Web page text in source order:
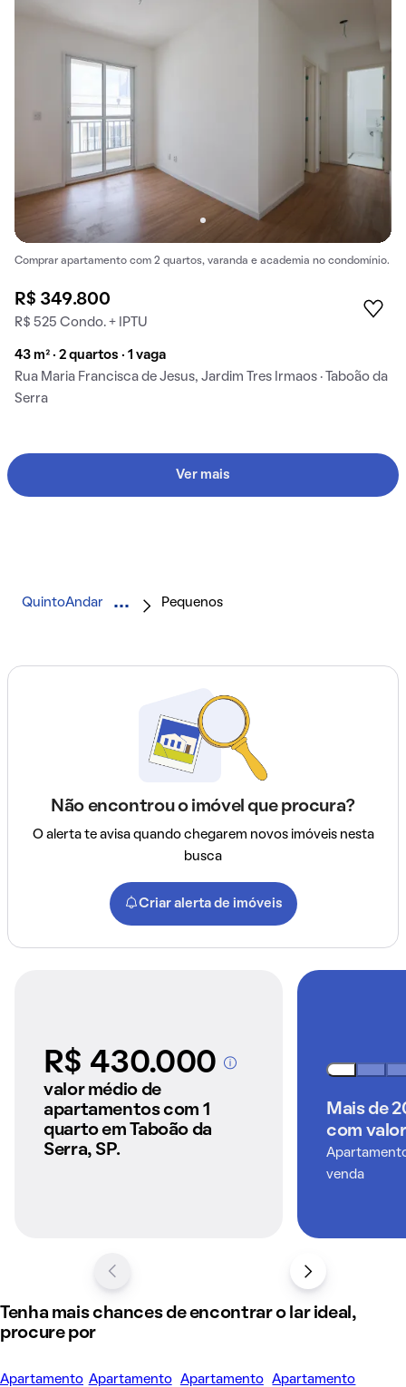
Comprar apartamento com 2 quartos, varanda e academia no condomínio.
R$ 349.800
R$ 525 Condo. + IPTU
43 m² · 2 quartos · 1 vaga
Rua Maria Francisca de Jesus, Jardim Tres Irmaos · Taboão da
Serra
Ver mais
QuintoAndar Pequenos
Não encontrou o imóvel que procura?
O alerta te avisa quando chegarem novos imóveis nesta
busca
Criar alerta de imóveis
R$ 430.000A partir dos imóveis
valor médio de
apartamentos com 1
quarto em Taboão da
Serra, SP.
Mais de
com
venda
Tenha mais chances de encontrar o lar ideal,
procure por
Apartamento Apartamento
Apartamento
Apartamento